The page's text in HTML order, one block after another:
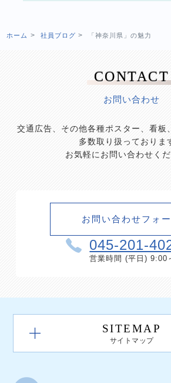
ホーム 社員ブログ 「神奈川県」の魅力
CONTACT
お問い合わせ
交通広告、その他各種ポスター、看板
多数取り扱っておりま
お気軽にお問い合わせくだ
お問い合わせフォ
045-201-
営業時間 (平日) 9:00
SITEMAP
サイトマップ